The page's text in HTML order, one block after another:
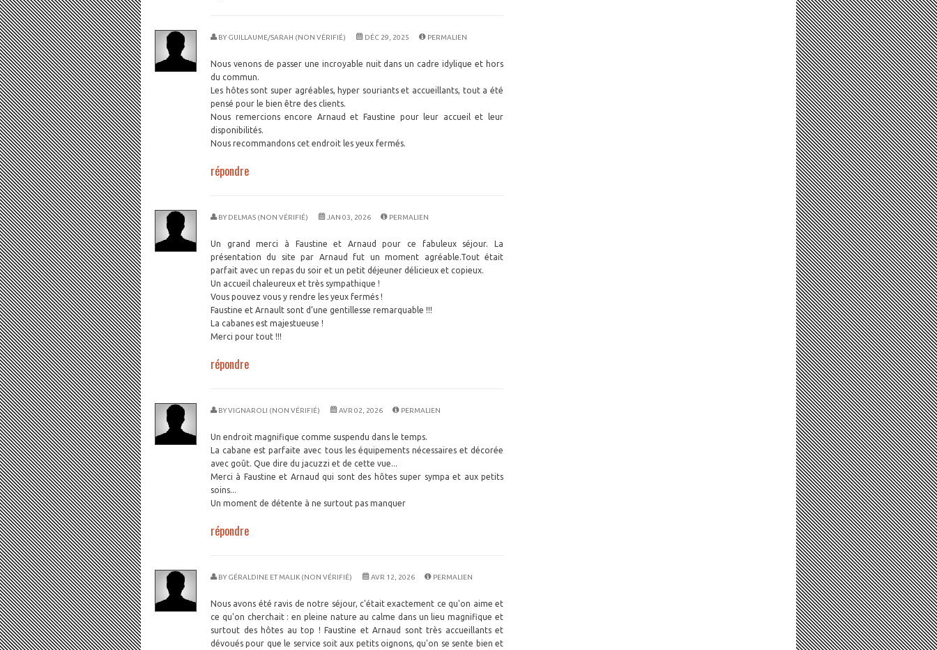
BY GUILLAUME/SARAH (NON VÉRIFIÉ) DÉC 29, 2025 PERMALIEN
Nous venons de passer une incroyable nuit dans un cadre idylique et hors
du commun.
Les hôtes sont super agréables, hyper souriants et accueillants, tout a été
pensé pour le bien être des clients.
Nous remercions encore Arnaud et Faustine pour leur accueil et leur
disponibilités.
Nous recommandons cet endroit les yeux fermés.
répondre
BY DELMAS (NON VÉRIFIÉ) JAN 03, 2026 PERMALIEN
Un grand merci à Faustine et Arnaud pour ce fabuleux séjour. La
présentation du site par Arnaud fut un moment agréable.Tout était
parfait avec un repas du soir et un petit déjeuner délicieux et copieux.
Un accueil chaleureux et très sympathique !
Vous pouvez vous y rendre les yeux fermés !
Faustine et Arnault sont d’une gentillesse remarquable !!!
La cabanes est majestueuse !
Merci pour tout !!!
répondre
BYVIGNAROLI (NON VÉRIFIÉ) AVR 02, 2026 PERMALIEN
Un endroit magnifique comme suspendu dans le temps.
La cabane est parfaite avec tous les équipements nécessaires et décorée
avec goût. Que dire du jacuzzi et de cette vue...
Merci à Faustine et Arnaud qui sont des hôtes super sympa et aux petits
soins...
Un moment de détente à ne surtout pas manquer
répondre
BY GÉRALDINE ET MALIK (NON VÉRIFIÉ) AVR 12, 2026 PERMALIEN
Nous avons été ravis de notre séjour, c'était exactement ce qu'on aime et
ce qu'on cherchait : en pleine nature au calme dans un lieu magnifique et
surtout des hôtes au top ! Faustine et Arnaud sont très accueillants et
dévoués pour que le service soit aux petits oignons, qu'on se sente bien et